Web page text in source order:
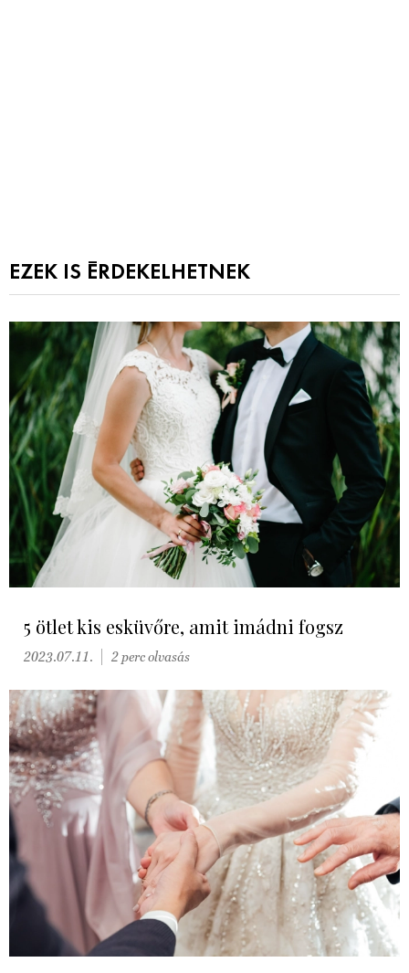
EZEK IS ÉRDEKELHETNEK
5 ötlet kis esküvőre, amit imádni fogsz
2023.07.11. 2 perc olvasás